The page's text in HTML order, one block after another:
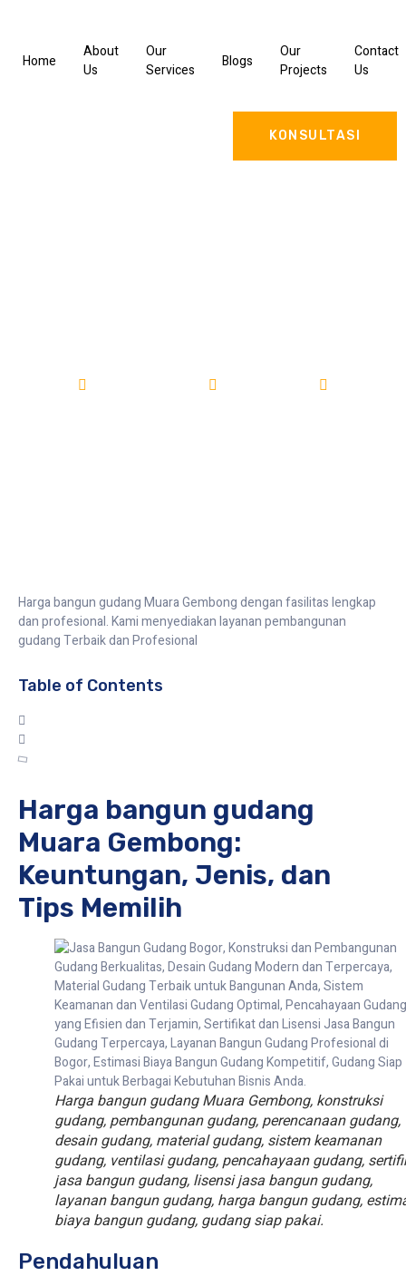
Home
About
Us
Our
Services
Blogs
Our
Projects
Contact
Us
KONSULTASI
Harga bangun gudang Muara Gembong dengan fasilitas lengkap
dan profesional. Kami menyediakan layanan pembangunan
gudang Terbaik dan Profesional
Table of Contents
Harga bangun gudang
Muara Gembong:
Keuntungan, Jenis, dan
Tips Memilih
Harga bangun gudang Muara Gembong, konstruksi
gudang, pembangunan gudang, perencanaan gudang,
desain gudang, material gudang, sistem keamanan
gudang, ventilasi gudang, pencahayaan gudang,
jasa bangun gudang, lisensi jasa bangun gudang,
layanan bangun gudang, harga bangun gudang,
biaya bangun gudang, gudang siap pakai.
Pendahuluan